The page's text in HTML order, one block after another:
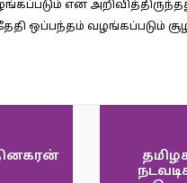
என
ஒப்பந்தம் வழங்கப்படும்